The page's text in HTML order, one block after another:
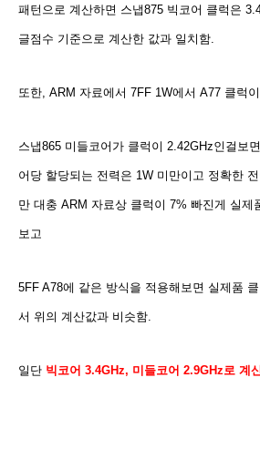
패턴으로 계산하면 스냅875 빅코어 클럭은
글점수 기준으로 계산한 값과 일치함.
또한, ARM 자료에서 7FF 1W에서 A77 클럭
스냅865 미들코어가 클럭이 2.42GHz인걸보
어당 할당되는 전력은 1W 미만이고 정확한
만 대충 ARM 자료상 클럭이 7% 빠진게 실제
보고
5FF A78에 같은 방식을 적용해보면 실제품
서 위의 계산값과 비슷함.
일단 빅코어 3.4GHz, 미들코어 2.9GHz로 계